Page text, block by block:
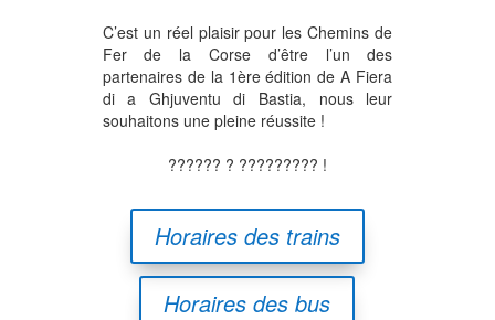
C’est un réel plaisir pour les Chemins de
Fer de la Corse d’être l’un des
partenaires de la 1ère édition de A Fiera
di a Ghjuventu di Bastia, nous leur
souhaitons une pleine réussite !
?????? ? ????????? !
Horaires des trains
Horaires des bus